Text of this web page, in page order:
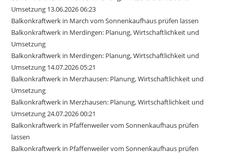
Umsetzung 13.06.2026 06:23
Balkonkraftwerk in March vom Sonnenkaufhaus prüfen lassen
Balkonkraftwerk in Merdingen: Planung, Wirtschaftlichkeit und
Umsetzung
Balkonkraftwerk in Merdingen: Planung, Wirtschaftlichkeit und
Umsetzung 14.07.2026 05:21
Balkonkraftwerk in Merzhausen: Planung, Wirtschaftlichkeit und
Umsetzung
Balkonkraftwerk in Merzhausen: Planung, Wirtschaftlichkeit und
Umsetzung 24.07.2026 00:21
Balkonkraftwerk in Pfaffenweiler vom Sonnenkaufhaus prüfen
lassen
Balkonkraftwerk in Pfaffenweiler vom Sonnenkaufhaus prüfen